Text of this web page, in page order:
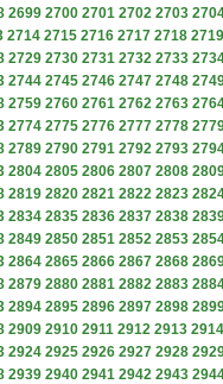
2699 2700 2701 2702 2703
2714 2715 2716 2717 2718 2719
2729 2730 2731 2732 2733
2744 2745 2746 2747 2748
2759 2760 2761 2762 2763
2774 2775 2776 2777 2778
2789 2790 2791 2792 2793
2804 2805 2806 2807 2808
2819 2820 2821 2822 2823
2834 2835 2836 2837 2838
2849 2850 2851 2852 2853
2864 2865 2866 2867 2868
2879 2880 2881 2882 2883
2894 2895 2896 2897 2898
2909 2910 2911 2912 2913 2914
2924 2925 2926 2927 2928
2939 2940 2941 2942 2943